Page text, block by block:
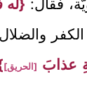
فقال: {له
عذابَ [الحريق]